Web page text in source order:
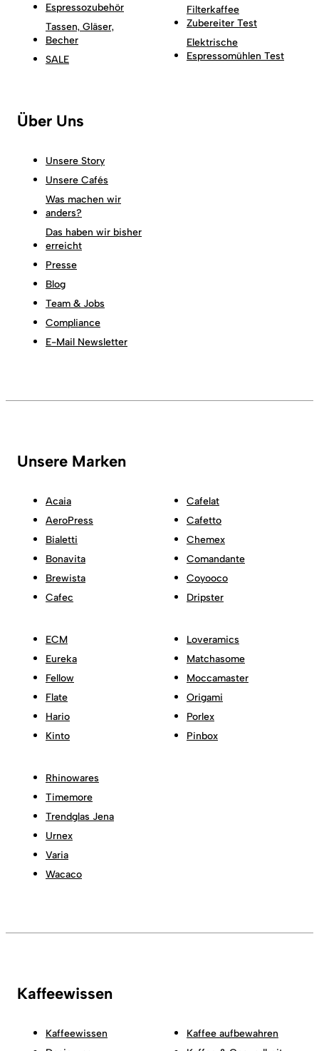
Espressozubehör
Tassen, Gläser,
Becher
SALE
Filterkaffee
Zubereiter Test
Elektrische
Espressomühlen Test
Über Uns
Unsere Story
Unsere Cafés
Was machen wir
anders?
Das haben wir bisher
erreicht
Presse
Blog
Team & Jobs
Compliance
E-Mail Newsletter
Unsere Marken
Acaia
AeroPress
Bialetti
Bonavita
Brewista
Cafec
Cafelat
Cafetto
Chemex
Comandante
Coyooco
Dripster
ECM
Eureka
Fellow
Flate
Hario
Kinto
Loveramics
Matchasome
Moccamaster
Origami
Porlex
Pinbox
Rhinowares
Timemore
Trendglas Jena
Urnex
Varia
Wacaco
Kaffeewissen
Kaffeewissen
Kaffee aufbewahren